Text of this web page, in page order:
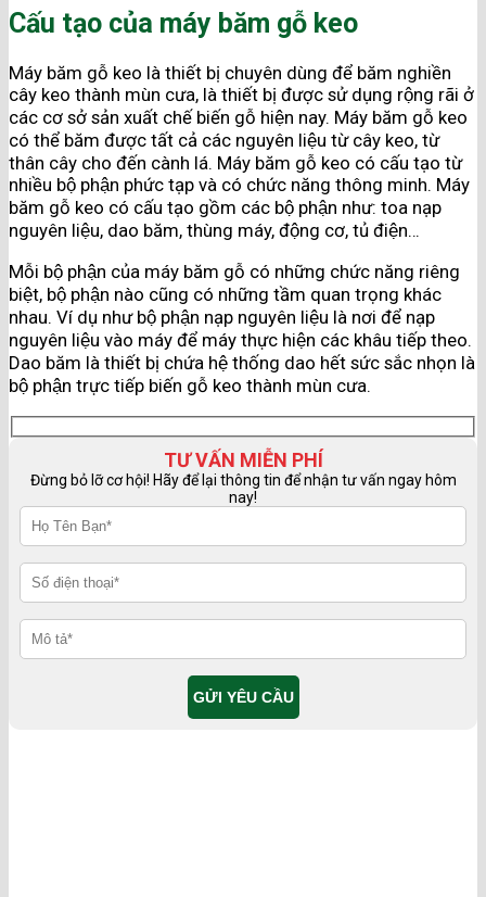
Cấu tạo của máy băm gỗ keo
Máy băm gỗ keo là thiết bị chuyên dùng để băm nghiền
cây keo thành mùn cưa, là thiết bị được sử dụng rộng rãi ở
các cơ sở sản xuất chế biến gỗ hiện nay. Máy băm gỗ keo
có thể băm được tất cả các nguyên liệu từ cây keo, từ
thân cây cho đến cành lá. Máy băm gỗ keo có cấu tạo từ
nhiều bộ phận phức tạp và có chức năng thông minh. Máy
băm gỗ keo có cấu tạo gồm các bộ phận như: toa nạp
nguyên liệu, dao băm, thùng máy, động cơ, tủ điện…
Mỗi bộ phận của máy băm gỗ có những chức năng riêng
biệt, bộ phận nào cũng có những tầm quan trọng khác
nhau. Ví dụ như bộ phận nạp nguyên liệu là nơi để nạp
nguyên liệu vào máy để máy thực hiện các khâu tiếp theo.
Dao băm là thiết bị chứa hệ thống dao hết sức sắc nhọn là
bộ phận trực tiếp biến gỗ keo thành mùn cưa.
TƯ VẤN MIỄN PHÍ
Đừng bỏ lỡ cơ hội! Hãy để lại thông tin để nhận tư vấn ngay hôm
nay!